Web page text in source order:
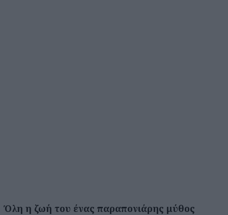
Όλη η ζωή του ένας παραπονιάρης μύθος